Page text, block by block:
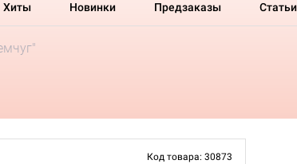
Хиты Новинки Предзаказы Статьи
Код товара: 30873